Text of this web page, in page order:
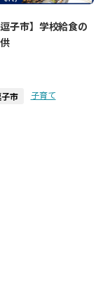
逗子市】学校給食の
市 子育て